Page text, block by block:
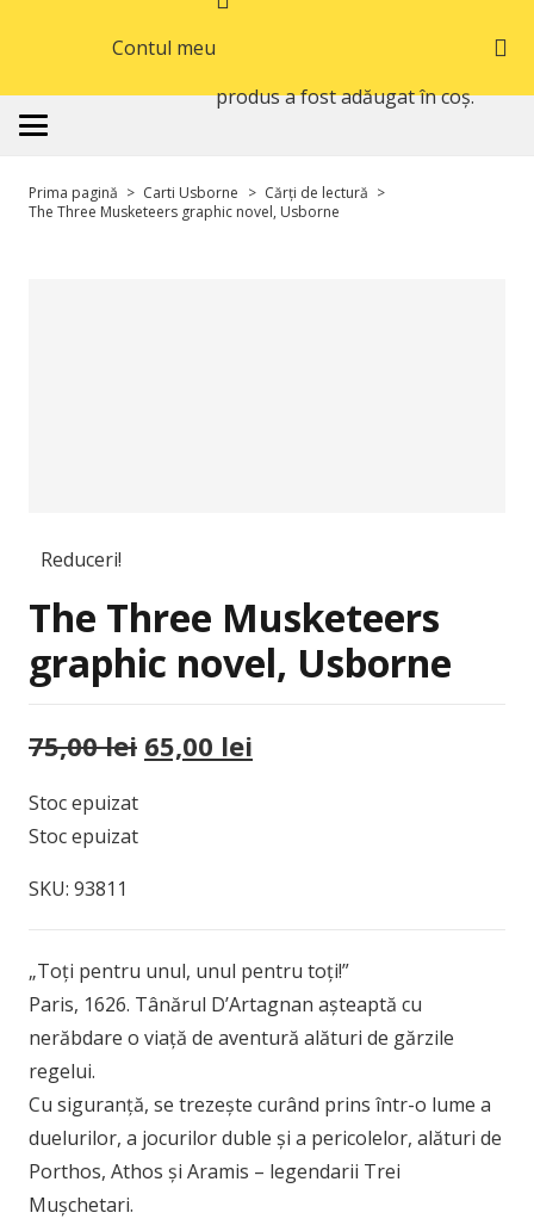
Contul meu
produsa fost adăugat în coș.
Prima pagină > Carti Usborne > Cărți de lectură >
The Three Musketeers graphic novel, Usborne
Reduceri!
The Three Musketeers
graphic novel, Usborne
75,00lei Prețul
65,00 lei
Stoc epuizat
Stoc epuizat
SKU: 93811
„Toți pentru unul, unul pentru toți!”
Paris, 1626. Tânărul D’Artagnan așteaptă cu
nerăbdare o viață de aventură alături de gărzile
regelui.
Cu siguranță, se trezește curând prins într-o lume a
duelurilor, a jocurilor duble și a pericolelor, alături de
Porthos, Athos și Aramis – legendarii Trei
Mușchetari.